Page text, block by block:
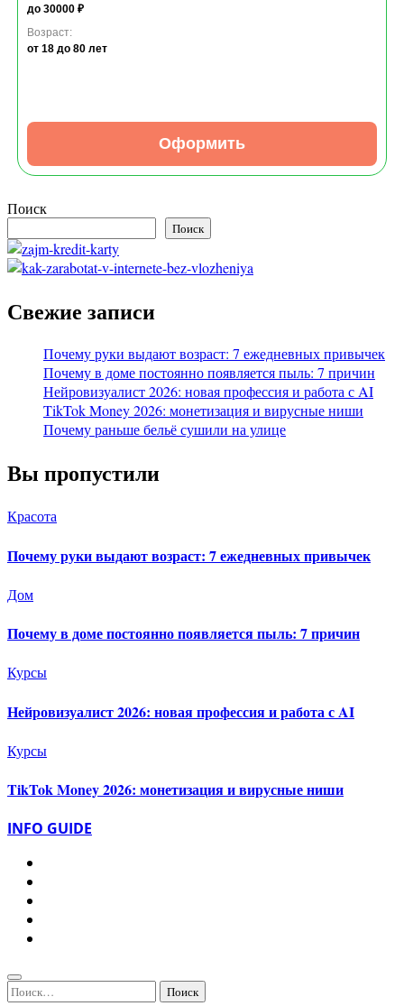
до 30000 ₽
Возраст:
от 18 до 80 лет
Оформить
Поиск
Поиск
Свежие записи
Почему руки выдают возраст: 7 ежедневных привычек
Почему в доме постоянно появляется пыль: 7 причин
Нейровизуалист 2026: новая профессия и работа с AI
TikTok Money 2026: монетизация и вирусные ниши
Почему раньше бельё сушили на улице
Вы пропустили
Красота
Почему руки выдают возраст: 7 ежедневных привычек
Дом
Почему в доме постоянно появляется пыль: 7 причин
Курсы
Нейровизуалист 2026: новая профессия и работа с AI
Курсы
TikTok Money 2026: монетизация и вирусные ниши
INFO GUIDE
Найти: